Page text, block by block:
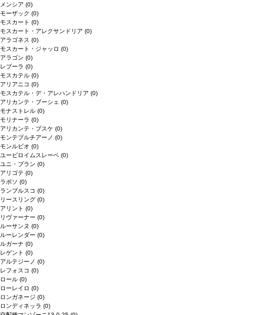
メンシア (0)
モーザック (0)
モスカート (0)
モスカート・アレクサンドリア (0)
アラゴネス (0)
モスカート・ジャッロ (0)
アラゴン (0)
レブーラ (0)
モスカテル (0)
アリアニコ (0)
モスカテル・デ・アレハンドリア (0)
アリカンテ・ブーシェ (0)
モナストレル (0)
モリナーラ (0)
アリカンテ・ブスケ (0)
モンテプルチアーノ (0)
モンルビオ (0)
ユービロイムスレーベ (0)
ユニ・ブラン (0)
アリゴテ (0)
ラボソ (0)
ランブルスコ (0)
リースリング (0)
アリント (0)
リヴァーナー (0)
ルーサンヌ (0)
ルーレンダー (0)
ルガーナ (0)
レゲント (0)
アルテジーノ (0)
レフォスコ (0)
ロール (0)
ローレイロ (0)
ロンガネージ (0)
ロンディネッラ (0)